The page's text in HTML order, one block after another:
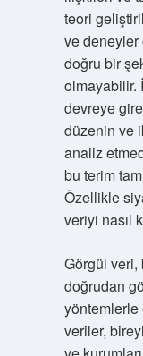
teori
ve deneyler
doğru bir
olmayabilir.
devreye
düzenin ve
analiz
bu terim
Özellikle
veriyi nasıl
Görgül
doğrudan
veriler,